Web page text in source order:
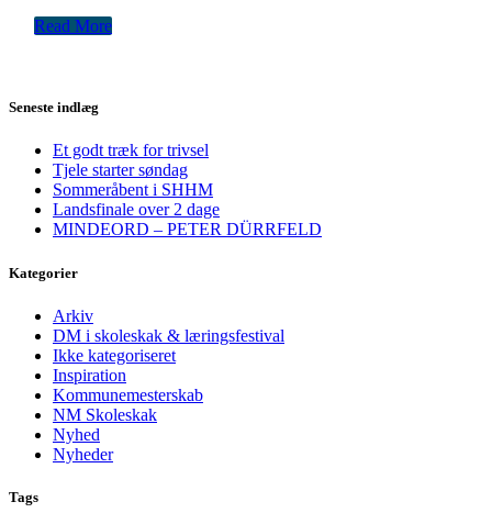
Read More
Seneste indlæg
Et godt træk for trivsel
Tjele starter søndag
Sommeråbent i SHHM
Landsfinale over 2 dage
MINDEORD – PETER DÜRRFELD
Kategorier
Arkiv
DM i skoleskak & læringsfestival
Ikke kategoriseret
Inspiration
Kommunemesterskab
NM Skoleskak
Nyhed
Nyheder
Tags